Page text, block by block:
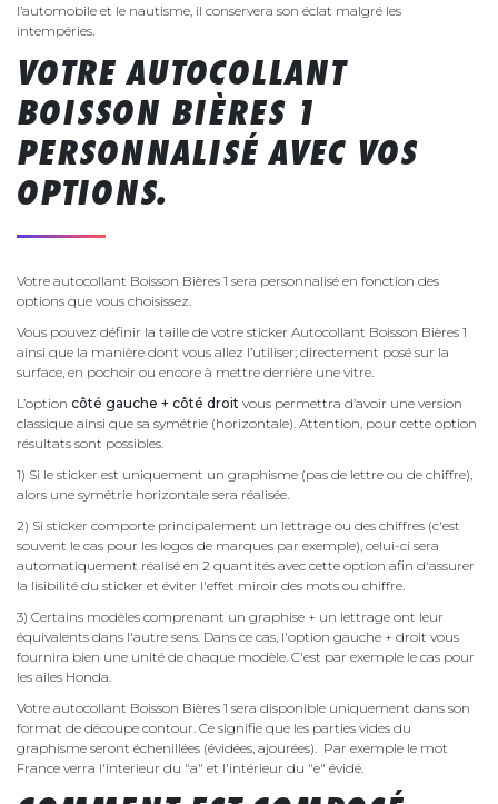
l’automobile et le nautisme, il conservera son éclat malgré les
intempéries.
VOTRE AUTOCOLLANT
BOISSON BIÈRES 1
PERSONNALISÉ AVEC VOS
OPTIONS.
Votre autocollant Boisson Bières 1 sera personnalisé en fonction des
options que vous choisissez.
Vous pouvez définir la taille de votre sticker Autocollant Boisson Bières 1
ainsi que la manière dont vous allez l’utiliser; directement posé sur la
surface, en pochoir ou encore à mettre derrière une vitre.
L’option côté gauche + côté droit vous permettra d’avoir une version
classique ainsi que sa symétrie (horizontale). Attention, pour cette option
résultats sont possibles.
1) Si le sticker est uniquement un graphisme (pas de lettre ou de chiffre),
alors une symétrie horizontale sera réalisée.
2) Si sticker comporte principalement un lettrage ou des chiffres (c'est
souvent le cas pour les logos de marques par exemple), celui-ci sera
automatiquement réalisé en 2 quantités avec cette option afin d'assurer
la lisibilité du sticker et éviter l'effet miroir des mots ou chiffre.
3) Certains modèles comprenant un graphise + un lettrage ont leur
équivalents dans l'autre sens. Dans ce cas, l'option gauche + droit vous
fournira bien une unité de chaque modèle. C'est par exemple le cas pour
les ailes Honda.
Votre autocollant Boisson Bières 1 sera disponible uniquement dans son
format de découpe contour. Ce signifie que les parties vides du
graphisme seront échenillées (évidées, ajourées). Par exemple le mot
France verra l'interieur du "a" et l'intérieur du "e" évidé.